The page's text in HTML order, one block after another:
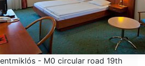
- M0 circular road 19th